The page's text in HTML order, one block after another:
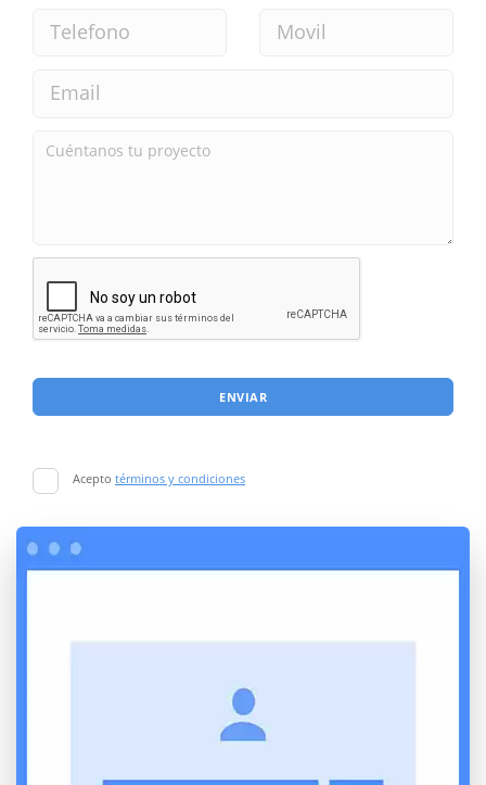
ENVIAR
Acepto términos y condiciones